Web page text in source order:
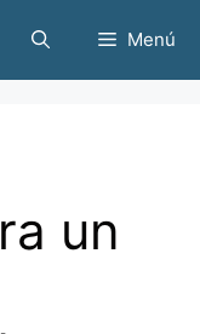
Menú
un